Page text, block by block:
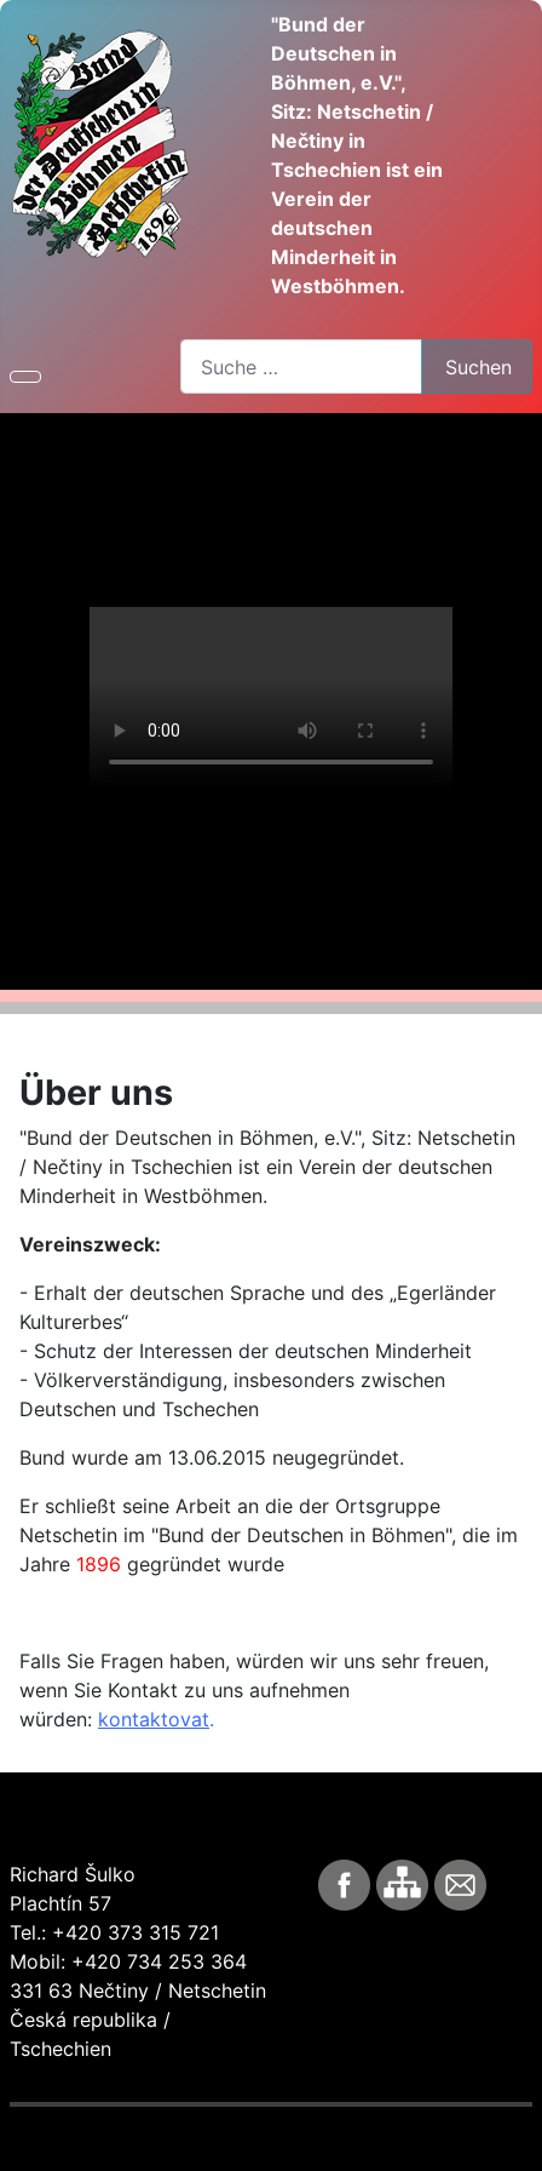
"Bund der
Deutschen in
Böhmen, e.V.",
Sitz: Netschetin /
Nečtiny in
Tschechien ist ein
Verein der
deutschen
Minderheit in
Westböhmen.
Suchen
Über uns
"Bund der Deutschen in Böhmen, e.V.", Sitz: Netschetin
/ Nečtiny in Tschechien ist ein Verein der deutschen
Minderheit in Westböhmen.
Vereinszweck:
- Erhalt der deutschen Sprache und des „Egerländer
Kulturerbes“
- Schutz der Interessen der deutschen Minderheit
- Völkerverständigung, insbesonders zwischen
Deutschen und Tschechen
Bund wurde am 13.06.2015 neugegründet.
Er schließt seine Arbeit an die der Ortsgruppe
Netschetin im "Bund der Deutschen in Böhmen", die im
Jahre 1896 gegründet wurde
Falls Sie Fragen haben, würden wir uns sehr freuen,
wenn Sie Kontakt zu uns aufnehmen
würden: kontaktovat.
Richard Šulko
Plachtín 57
Tel.: +420 373 315 721
Mobil: +420 734 253 364
331 63 Nečtiny / Netschetin
Česká republika /
Tschechien